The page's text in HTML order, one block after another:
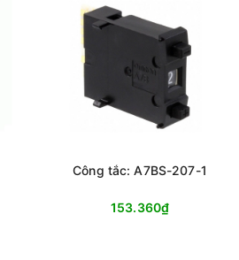
Công tắc: A7BS-207-1
153.360₫